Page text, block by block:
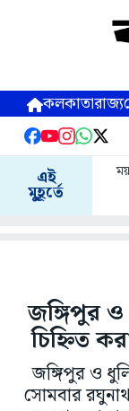
কলকাতারাজ্য
এই
মুহূর্তে
জঙ্গিপুর ও
চিহ্নিত
জঙ্গিপুর ও
সোমবার